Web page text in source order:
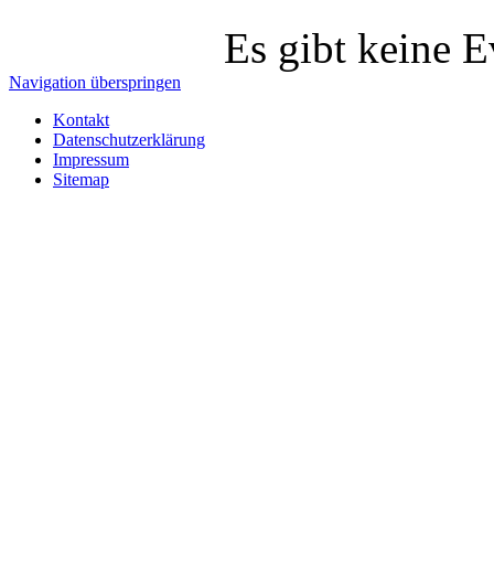
Es gibt keine
Navigation überspringen
Kontakt
Datenschutzerklärung
Impressum
Sitemap